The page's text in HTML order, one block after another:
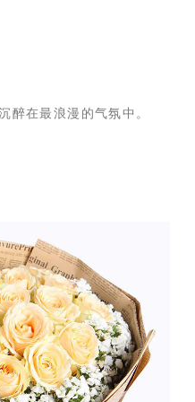
醉在最浪漫的气氛中。